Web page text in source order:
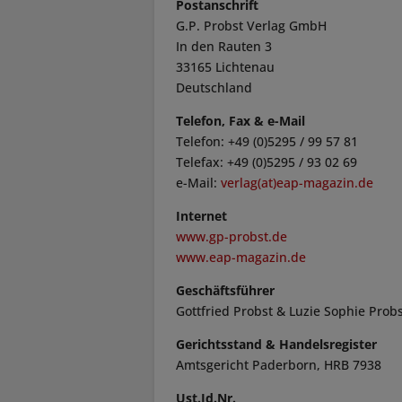
G.P. Probst Verlag
In den Rauten 3
33165 Lichtenau
Deutschland
Telefon, Fax & e-Mail
Telefon: +49 (0)5295 / 99 57 81
Telefax: +49 (0)5295 / 93 02 69
e-Mail: verlag(at)eap-magazin.de
Internet
www.gp-probst.de
www.eap-magazin.de
Geschäftsführer
Gottfried Probst & Luzie Sophie
Gerichtsstand & Handelsregister
Amtsgericht Paderborn, HRB 7938
Ust.Id.Nr.